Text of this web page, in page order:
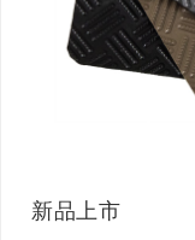
新品上市